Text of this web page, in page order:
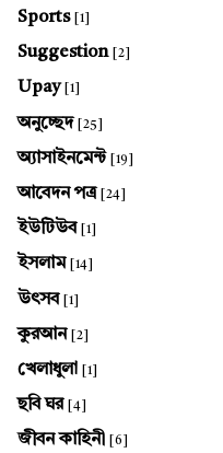
Sports [1]
Suggestion [2]
Upay [1]
অনুচ্ছেদ [25]
অ্যাসাইনমেন্ট [19]
আবেদন পত্র [24]
ইউটিউব [1]
ইসলাম [14]
উৎসব [1]
কুরআন [2]
খেলাধুলা [1]
ছবি ঘর [4]
জীবন কাহিনী [6]